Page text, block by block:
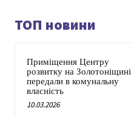
ТОП новини
Приміщення Центру
розвитку на Золотоніщині
передали в комунальну
власність
10.03.2026